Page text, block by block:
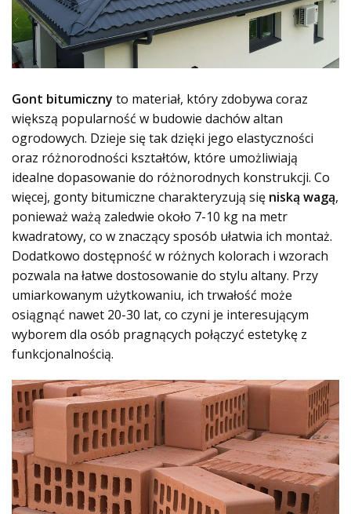
Gont bitumiczny to materiał, który zdobywa coraz
większą popularność w budowie dachów altan
ogrodowych. Dzieje się tak dzięki jego elastyczności
oraz różnorodności kształtów, które umożliwiają
idealne dopasowanie do różnorodnych konstrukcji. Co
więcej, gonty bitumiczne charakteryzują się niską wagą,
ponieważ ważą zaledwie około 7-10 kg na metr
kwadratowy, co w znaczący sposób ułatwia ich montaż.
Dodatkowo dostępność w różnych kolorach i wzorach
pozwala na łatwe dostosowanie do stylu altany. Przy
umiarkowanym użytkowaniu, ich trwałość może
osiągnąć nawet 20-30 lat, co czyni je interesującym
wyborem dla osób pragnących połączyć estetykę z
funkcjonalnością.